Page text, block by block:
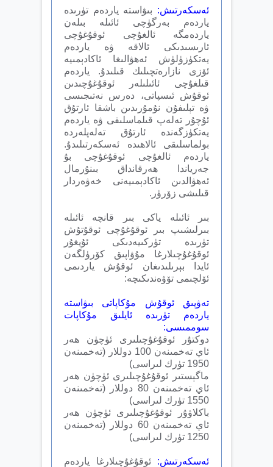
ئەسكەرتىش: بىۋاستە ياردەم تۈرىدە
ياردەم بەرگۈچى ئائىلە بىلەن
ياردەمگە ئالغۇچى ئوقۇغۇچى
ئارىسىدىكى ئالاقە ۋە ياردەم
يەتكۈزۈلۈش ئەھۋالىغا ئاكادېمىيە
ئۆزى نازارەتچىلىك قىلىدۇ. ياردەم
قىلغۇچى ئائىلىلەر ئوقۇغۇچىدىن
ئوقۇش ئىسپاتى، دەرس نەتىجىسى
ۋە تېلىفۇن نۇمۇرىدىن باشقا ئارتۇق
ئۇچۇر تەلەپ قىلماسلىقى ۋە ياردەم
يەتكۈزگەندە ئارتۇق تەلەپلەردە
بولماسلىقى ئالاھىدە ئەسكەرتىلىدۇ.
ياردەم ئالغۇچى ئوقۇغۇچى بۇ
جەرياندا ھەرقانداق بىنۇرمال
ئەھۋالدىن ئاكادېمىيەنى خەۋەردار
قىلىشى زۆرۈر.
بىر ئائىلە ياكى بىر قانچە ئائىلە
بىرلىشىپ بىر ئوقۇغۇچى ئوقۇتۇش
تۈرىدە تۈركىيەدىكى ئۇيغۇر
ئوقۇغۇچىلارغا مۇۋاپىق كۆرۈلگەن
ئايدا بېرىلىدىغان ئوقۇش ياردىمى
ئۆلچىمى تۆۋەندىكىچە:
تەۋپىق ئوقۇش مۇكاپاتى بىۋاستە
ياردەم تۈرىدە ئايلىق مۇكاپات
سوممىسى:
دوكتۇر ئوقۇغۇچىلىرى ئۈچۈن ھەر
ئاي تەخمىنەن 100 دوللار (تەخمىنەن
1950 تۈرك لىراسى)
ماگېستىر ئوقۇغۇچىلىرى ئۈچۈن ھەر
ئاي تەخمىنەن 80 دوللار (تەخمىنەن
1550 تۈرك لىراسى)
باكلاۋۇر ئوقۇغۇچىلىرى ئۈچۈن ھەر
ئاي تەخمىنەن 60 دوللار (تەخمىنەن
1250 تۈرك لىراسى)
ئەسكەرتىش: ئوقۇغۇچىلارغا ياردەم